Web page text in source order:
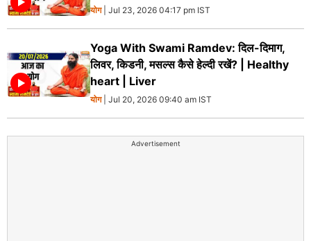
योग| Jul 23, 2026 04:17 pm IST
Yoga With Swami Ramdev: दिल-दिमाग,
लिवर, किडनी, मसल्स कैसे हेल्दी रखें? | Healthy
heart | Liver
योग| Jul 20, 2026 09:40 am IST
Advertisement